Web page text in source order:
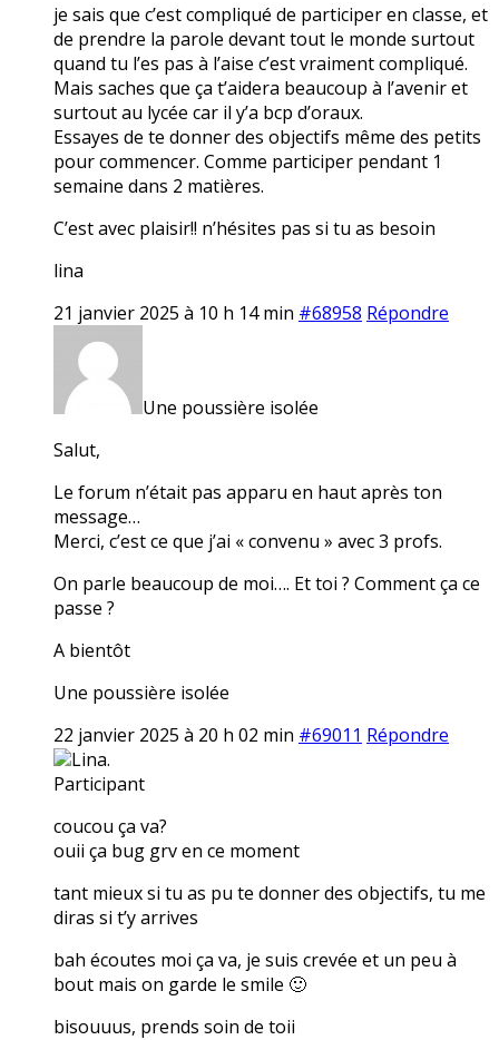
je sais que c’est compliqué de participer en classe, et
de prendre la parole devant tout le monde surtout
quand tu l’es pas à l’aise c’est vraiment compliqué.
Mais saches que ça t’aidera beaucoup à l’avenir et
surtout au lycée car il y’a bcp d’oraux.
Essayes de te donner des objectifs même des petits
pour commencer. Comme participer pendant 1
semaine dans 2 matières.
C’est avec plaisir!! n’hésites pas si tu as besoin
lina
21 janvier 2025 à 10 h 14 min #68958 Répondre
Une poussière isolée
Salut,
Le forum n’était pas apparu en haut après ton
message…
Merci, c’est ce que j’ai « convenu » avec 3 profs.
On parle beaucoup de moi…. Et toi ? Comment ça ce
passe ?
A bientôt
Une poussière isolée
22 janvier 2025 à 20 h 02 min #69011 Répondre
Lina.
Participant
coucou ça va?
ouii ça bug grv en ce moment
tant mieux si tu as pu te donner des objectifs, tu me
diras si t’y arrives
bah écoutes moi ça va, je suis crevée et un peu à
bout mais on garde le smile 🙂
bisouuus, prends soin de toii